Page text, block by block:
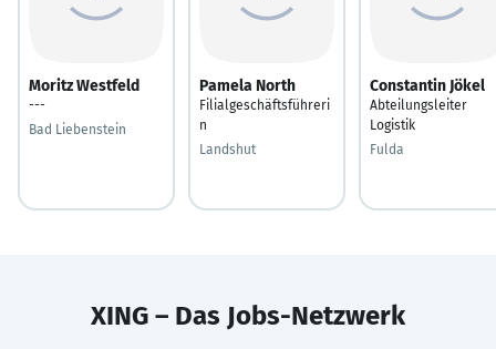
Moritz Westfeld
---
Bad Liebenstein
Pamela North
Filialgeschäftsführeri
n
Landshut
Constantin Jökel
Abteilungsleiter
Logistik
Fulda
XING – Das Jobs-Netzwerk